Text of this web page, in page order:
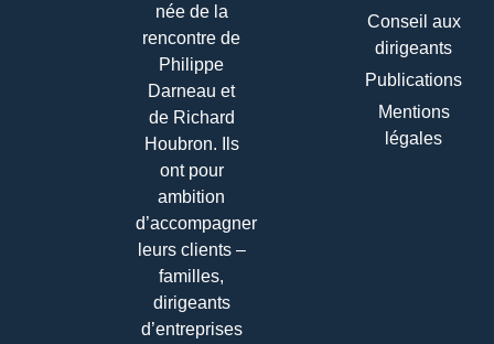
née de la
rencontre de
Philippe
Darneau et
de Richard
Houbron. Ils
ont pour
ambition
d’accompagner
leurs clients –
familles,
dirigeants
d’entreprises
Conseil aux
dirigeants
Publications
Mentions
légales